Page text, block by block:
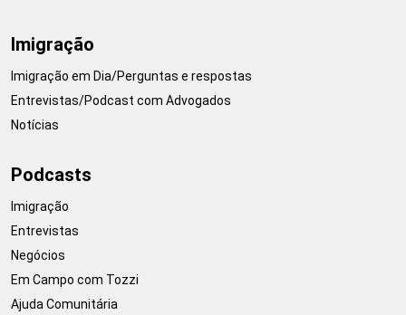
Imigração
Imigração em Dia/Perguntas e respostas
Entrevistas/Podcast com Advogados
Notícias
Podcasts
Imigração
Entrevistas
Negócios
Em Campo com Tozzi
Ajuda Comunitária